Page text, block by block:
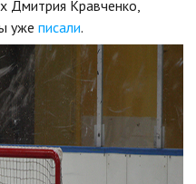
Дмитрия Кравченко,
уже писали.